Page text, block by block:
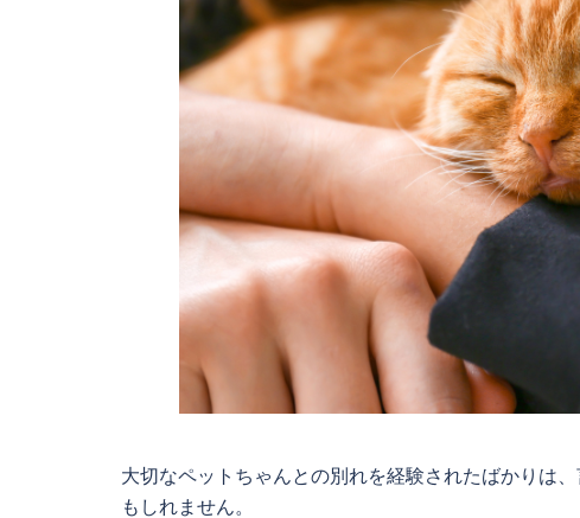
大切なペットちゃんとの別れを経験されたばかりは
もしれません。